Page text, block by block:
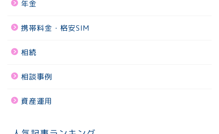
年金
携帯料金・格安SIM
相続
相談事例
資産運用